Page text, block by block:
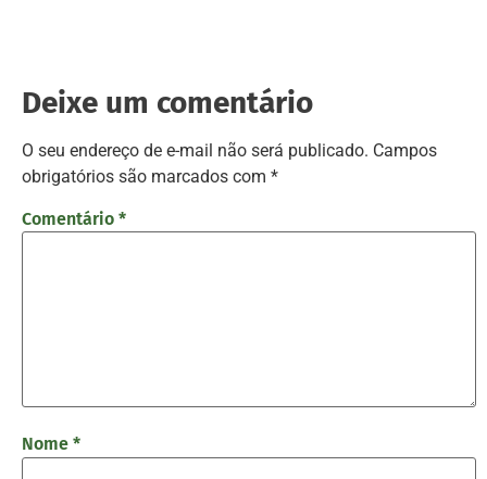
Deixe um comentário
O seu endereço de e-mail não será publicado. Campos
obrigatórios são marcados com *
Comentário *
Nome *